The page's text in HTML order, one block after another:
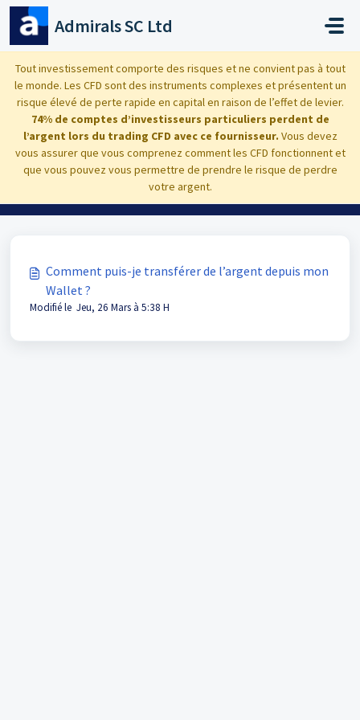
Passer au contenu principal
Admirals SC Ltd
Tout investissement comporte des risques et ne convient pas à tout
le monde. Les CFD sont des instruments complexes et présentent un
risque élevé de perte rapide en capital en raison de l’effet de levier.
74% de comptes d’investisseurs particuliers perdent de
l’argent lors du trading CFD avec ce fournisseur. Vous devez
vous assurer que vous comprenez comment les CFD fonctionnent et
que vous pouvez vous permettre de prendre le risque de perdre
votre argent.
Accueil Base de connaissances
Dashboard
Transfert interne
Transfert interne (1)
Comment puis-je transférer de l’argent depuis mon
Wallet ?
Modifié le Jeu, 26 Mars à 5:38 H